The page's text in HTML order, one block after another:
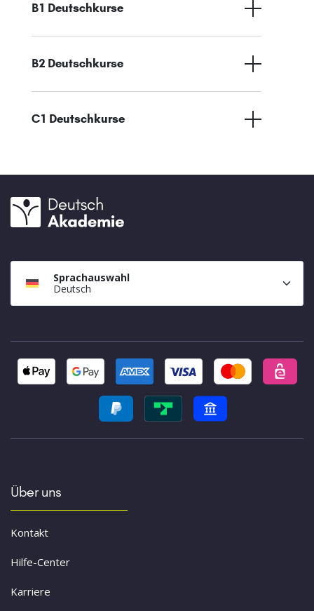
B1 Deutschkurse
B2 Deutschkurse
C1 Deutschkurse
Sprachauswahl
Deutsch
Über uns
Kontakt
Hilfe-Center
Karriere